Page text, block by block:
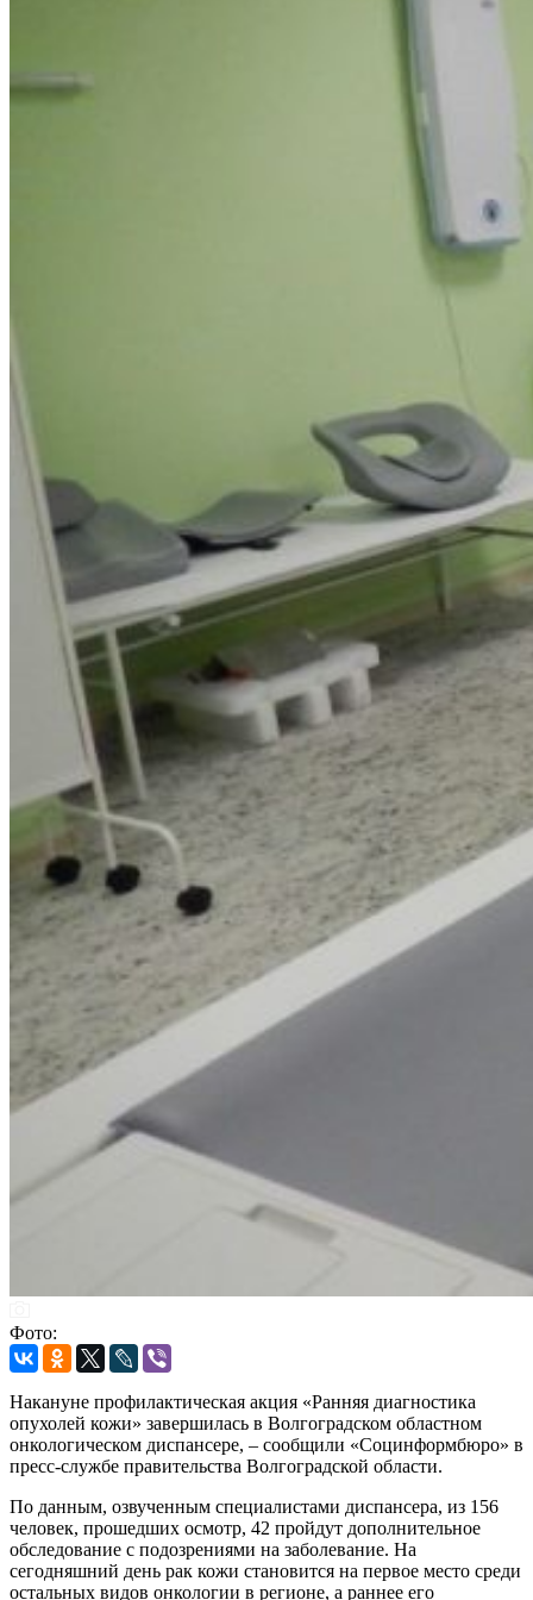
Фото:
Накануне профилактическая акция «Ранняя диагностика
опухолей кожи» завершилась в Волгоградском областном
онкологическом диспансере, – сообщили «Социнформбюро» в
пресс-службе правительства Волгоградской области.
По данным, озвученным специалистами диспансера, из 156
человек, прошедших осмотр, 42 пройдут дополнительное
обследование с подозрениями на заболевание. На
сегодняшний день рак кожи становится на первое место среди
остальных видов онкологии в регионе, а раннее его